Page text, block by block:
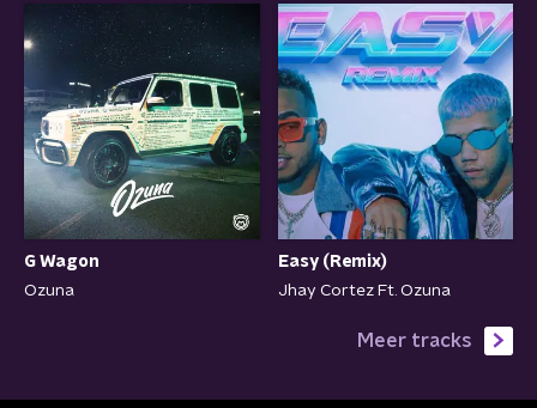
G Wagon
Ozuna
Easy (Remix)
Jhay Cortez Ft. Ozuna
Meer tracks